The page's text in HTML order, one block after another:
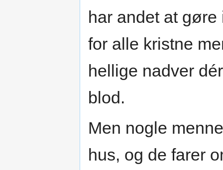
har andet at
for alle kristne
hellige nadver
blod.
Men nogle
hus, og de farer